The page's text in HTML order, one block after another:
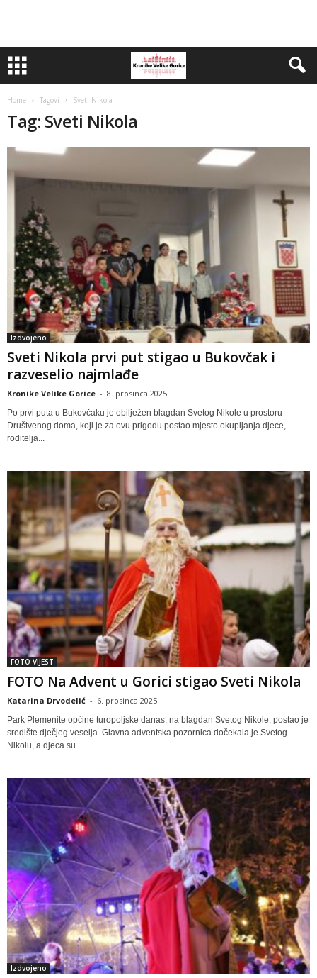
Home Tagovi Sveti Nikola
Tag: Sveti Nikola
Izdvojeno
Sveti Nikola prvi put stigao u Bukovčak i
razveselio najmlađe
Kronike Velike Gorice - 8. prosinca 2025
Po prvi puta u Bukovčaku je obilježen blagdan Svetog Nikole u prostoru
Društvenog doma, koji je za ovu prigodu postao mjesto okupljanja djece,
roditelja...
FOTO VIJEST
FOTO Na Advent u Gorici stigao Sveti Nikola
Katarina Drvodelić - 6. prosinca 2025
Park Plemenite općine turopoljske danas, na blagdan Svetog Nikole, postao je
središte dječjeg veselja. Glavna adventska pozornica dočekala je Svetog
Nikolu, a djeca su...
Izdvojeno